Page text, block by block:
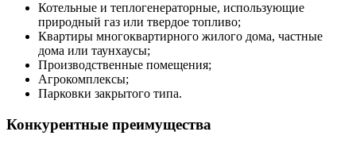
Котельные и теплогенераторные, использующие
природный газ или твердое топливо;
Квартиры многоквартирного жилого дома, частные
дома или таунхаусы;
Производственные помещения;
Агрокомплексы;
Парковки закрытого типа.
Конкурентные преимущества